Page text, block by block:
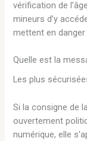
vérification de
mineurs d’y
mettent en
Quelle est la
Les plus
Si la consigne de
ouvertement
numérique, elle